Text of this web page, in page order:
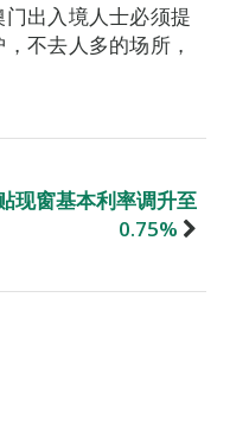
出入境人士必须提
不去人多的场所，
现窗基本利率调升至
0.75%